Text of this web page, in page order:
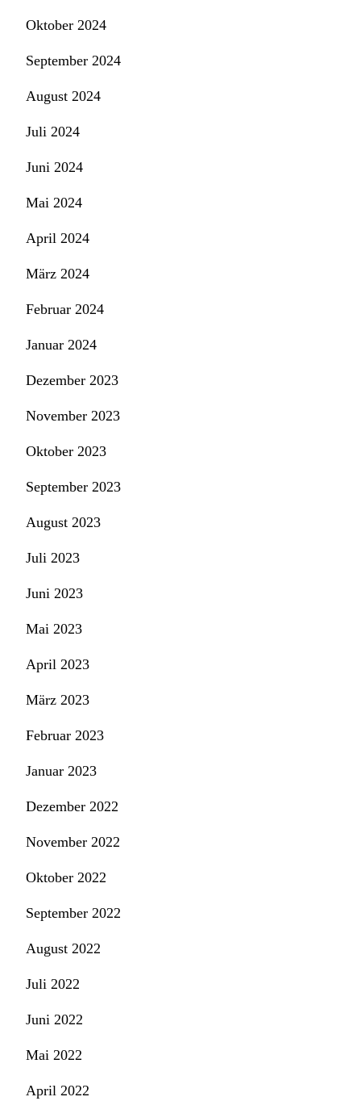
Oktober 2024
September 2024
August 2024
Juli 2024
Juni 2024
Mai 2024
April 2024
März 2024
Februar 2024
Januar 2024
Dezember 2023
November 2023
Oktober 2023
September 2023
August 2023
Juli 2023
Juni 2023
Mai 2023
April 2023
März 2023
Februar 2023
Januar 2023
Dezember 2022
November 2022
Oktober 2022
September 2022
August 2022
Juli 2022
Juni 2022
Mai 2022
April 2022